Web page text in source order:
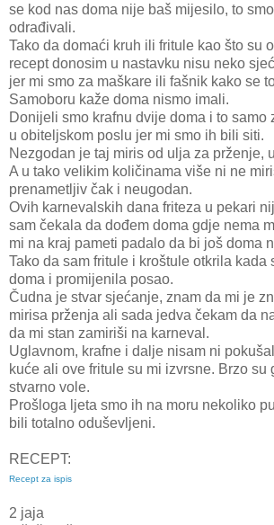
se kod nas doma nije baš mijesilo, to
odrađivali.
Tako da domaći kruh ili fritule kao što su
recept donosim u nastavku nisu neko
jer mi smo za maškare ili fašnik kako se
Samoboru kaže doma nismo imali.
Donijeli smo krafnu dvije doma i to samo
u obiteljskom poslu jer mi smo ih bili siti.
Nezgodan je taj miris od ulja za prženje,
A u tako velikim količinama više ni ne
prenametljiv čak i neugodan.
Ovih karnevalskih dana friteza u pekari
sam čekala da dođem doma gdje nema
mi na kraj pameti padalo da bi još doma
Tako da sam fritule i kroštule otkrila kada
doma i promijenila posao.
Čudna je stvar sjećanje, znam da mi je
mirisa prženja ali sada jedva čekam da
da mi stan zamiriši na karneval.
Uglavnom, krafne i dalje nisam ni
kuće ali ove fritule su mi izvrsne. Brzo su
stvarno vole.
Prošloga ljeta smo ih na moru nekoliko
bili totalno oduševljeni.
RECEPT:
Recept za ispis
2 jaja